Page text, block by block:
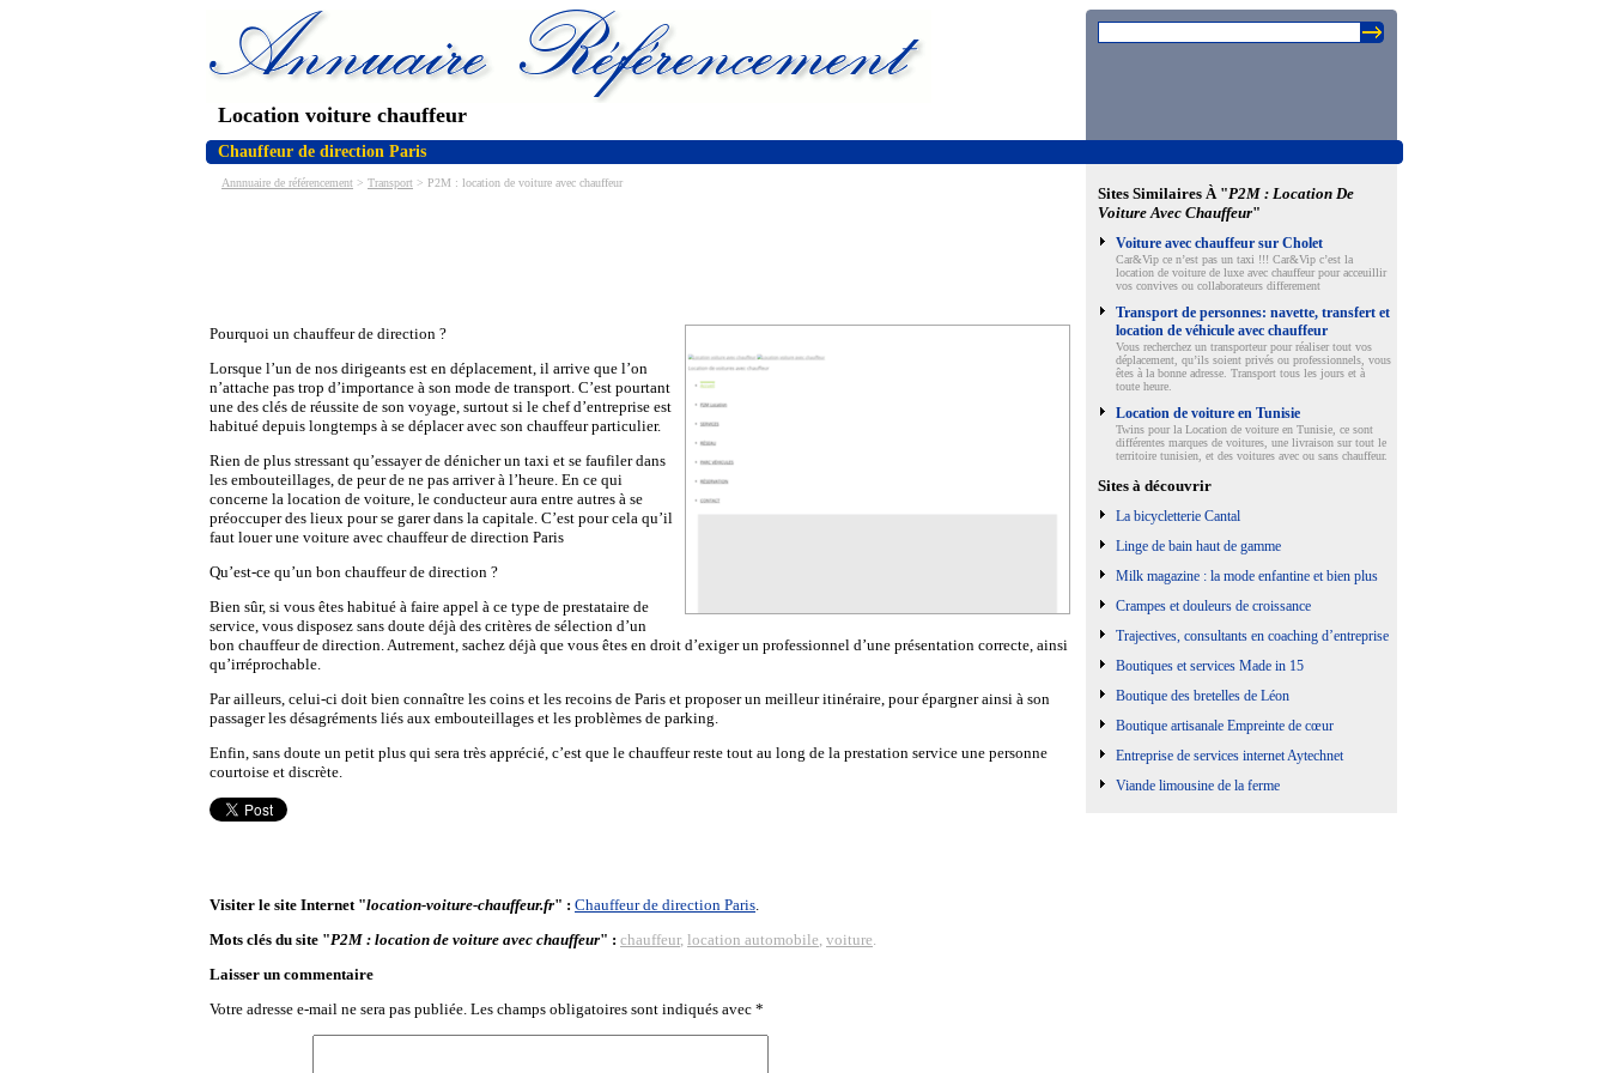
Location voiture chauffeur
Chauffeur de direction Paris
Annnuaire de référencement > Transport > P2M : location de voiture avec chauffeur
Pourquoi un chauffeur de direction ?
Lorsque l’un de nos dirigeants est en déplacement, il arrive que l’on
n’attache pas trop d’importance à son mode de transport. C’est pourtant
une des clés de réussite de son voyage, surtout si le chef d’entreprise est
habitué depuis longtemps à se déplacer avec son chauffeur particulier.
Rien de plus stressant qu’essayer de dénicher un taxi et se faufiler dans
les embouteillages, de peur de ne pas arriver à l’heure. En ce qui
concerne la location de voiture, le conducteur aura entre autres à se
préoccuper des lieux pour se garer dans la capitale. C’est pour cela qu’il
faut louer une voiture avec chauffeur de direction Paris
Qu’est-ce qu’un bon chauffeur de direction ?
Bien sûr, si vous êtes habitué à faire appel à ce type de prestataire de
service, vous disposez sans doute déjà des critères de sélection d’un
bon chauffeur de direction. Autrement, sachez déjà que vous êtes en droit d’exiger un professionnel d’une présentation correcte, ainsi
qu’irréprochable.
Par ailleurs, celui-ci doit bien connaître les coins et les recoins de Paris et proposer un meilleur itinéraire, pour épargner ainsi à son
passager les désagréments liés aux embouteillages et les problèmes de parking.
Enfin, sans doute un petit plus qui sera très apprécié, c’est que le chauffeur reste tout au long de la prestation service une personne
courtoise et discrète.
Visiter le site Internet "location-voiture-chauffeur.fr" : Chauffeur de direction Paris.
Mots clés du site "P2M : location de voiture avec chauffeur" : chauffeur, location automobile, voiture.
Laisser un commentaire
Votre adresse e-mail ne sera pas publiée. Les champs obligatoires sont indiqués avec *
Sites Similaires À "P2M : Location De
Voiture Avec Chauffeur"
Voiture avec chauffeur sur Cholet
Car&Vip ce n’est pas un taxi !!! Car&Vip c’est la
location de voiture de luxe avec chauffeur pour acceuillir
vos convives ou collaborateurs differement
Transport de personnes: navette, transfert et
location de véhicule avec chauffeur
Vous recherchez un transporteur pour réaliser tout vos
déplacement, qu’ils soient privés ou professionnels, vous
êtes à la bonne adresse. Transport tous les jours et à
toute heure.
Location de voiture en Tunisie
Twins pour la Location de voiture en Tunisie, ce sont
différentes marques de voitures, une livraison sur tout le
territoire tunisien, et des voitures avec ou sans chauffeur.
Sites à découvrir
La bicycletterie Cantal
Linge de bain haut de gamme
Milk magazine : la mode enfantine et bien plus
Crampes et douleurs de croissance
Trajectives, consultants en coaching d’entreprise
Boutiques et services Made in 15
Boutique des bretelles de Léon
Boutique artisanale Empreinte de cœur
Entreprise de services internet Aytechnet
Viande limousine de la ferme